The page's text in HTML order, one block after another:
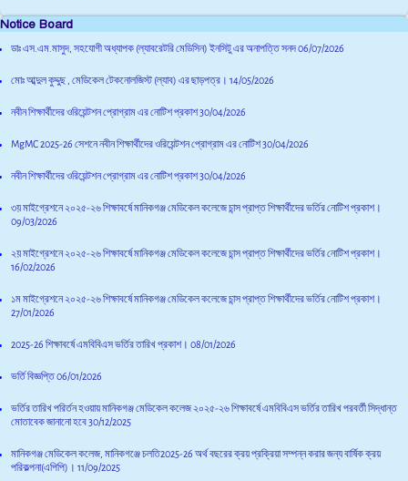
Notice Board
ডাঃ এস.এম.মাসুদ, সহযোগী অধ্যাপক (ল্যাবরেটরি মেডিসিন) ইনসিটু এর অনাপত্তি সনদ06/07/2026
মোঃ আব্দুল কুদ্দুছ , মেডিকেল টেকনোলজিস্ট (ল্যাব) এর ছাড়পত্র। 14/05/2026
নবীন শিক্ষার্থীদের ওরিয়েন্টশন প্রোগ্রাম এর নোটিশ প্রকাশ30/04/2026
MgMC 2025-26 সেশনে নবীন শিক্ষার্থীদের ওরিয়েন্টশন প্রোগ্রাম এর নোটিশ30/04/2026
নবীন শিক্ষার্থীদের ওরিয়েন্টশন প্রোগ্রাম এর নোটিশ প্রকাশ30/04/2026
৩য় মাইগ্রেশনে ২০২৫-২৬ শিক্ষাবর্ষে মানিকগঞ্জ মেডিকেল কলেজে চান্স প্রাপ্ত শিক্ষার্থীদের ভর্তির নোটিশ প্রকাশ।
09/03/2026
২য় মাইগ্রেশনে ২০২৫-২৬ শিক্ষাবর্ষে মানিকগঞ্জ মেডিকেল কলেজে চান্স প্রাপ্ত শিক্ষার্থীদের ভর্তির নোটিশ প্রকাশ।
16/02/2026
১ম মাইগ্রেশনে ২০২৫-২৬ শিক্ষাবর্ষে মানিকগঞ্জ মেডিকেল কলেজে চান্স প্রাপ্ত শিক্ষার্থীদের ভর্তির নোটিশ প্রকাশ।
27/01/2026
2025-26 শিক্ষাবর্ষে এমবিবিএস ভর্তির তারিখ প্রকাশ। 08/01/2026
ভর্তি বিজ্ঞপ্তি06/01/2026
ভর্তির তারিখ পরির্তন হওয়ায় মানিকগঞ্জ মেডিকেল কলেজ ২০২৫-২৬ শিক্ষাবর্ষে এমবিবিএস ভর্তির তারিখ পরবর্তী সিদ্ধান্ত
মোতাবেক জানানো হবে30/12/2025
মানিকগঞ্জ মেডিকেল কলেজ, মানিকগঞ্জে চলতি2025-26 অর্থ বছরের ক্রয় প্রক্রিয়া সম্পন্ন করার জন্য বার্ষিক ক্রয়
পরিকল্পনা(এপিপি)। 11/09/2025